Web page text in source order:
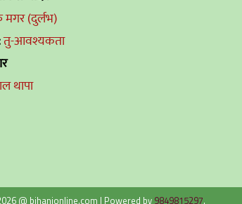
मगर (दुर्लभ)
तु-आवश्यकता
थापा
@ bihanionline.com | Powered by 9849815297.